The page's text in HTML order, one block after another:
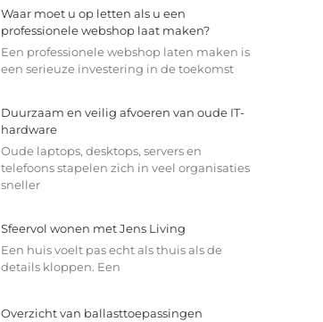
Waar moet u op letten als u een
professionele webshop laat maken?
Een professionele webshop laten maken is
een serieuze investering in de toekomst
Duurzaam en veilig afvoeren van oude IT-
hardware
Oude laptops, desktops, servers en
telefoons stapelen zich in veel organisaties
sneller
Sfeervol wonen met Jens Living
Een huis voelt pas echt als thuis als de
details kloppen. Een
Overzicht van ballasttoepassingen